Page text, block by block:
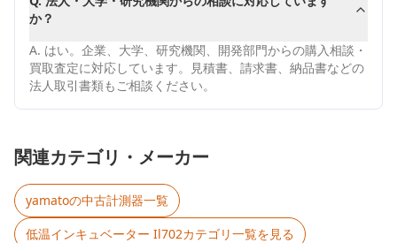
か？
A. はい。企業、大学、研究機関、開発部門からの購入相談・
買取査定に対応しています。見積書、請求書、納品書などの
法人取引書類もご相談ください。
関連カテゴリ・メーカー
yamatoの中古計測器一覧
低温インキュベーター Il702カテゴリ一覧を見る